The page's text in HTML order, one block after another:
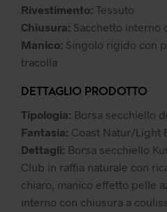
Rivestimento: Tessuto
Chiusura: Sacchetto interno
Manico: Singolo rigido con
tracolla
DETTAGLIO PRODOTTO
Tipologia: Borsa secchiello
Fantasia: Coast Natur/Light
Dettagli: Borsa secchiello
Club in raffia naturale con
chiaro, manico effetto pelle
interno con chiusura a